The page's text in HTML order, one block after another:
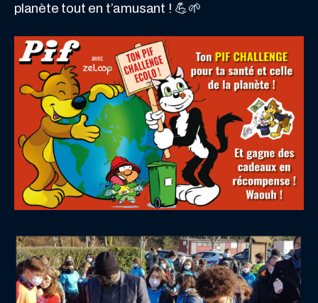
planète tout en t’amusant ! 💪🌱